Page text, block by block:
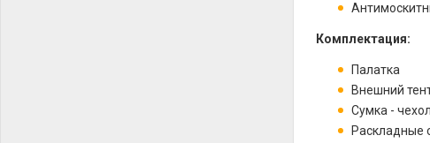
Комплектация:
Палатка
Внешний
Сумка -
Раскладные